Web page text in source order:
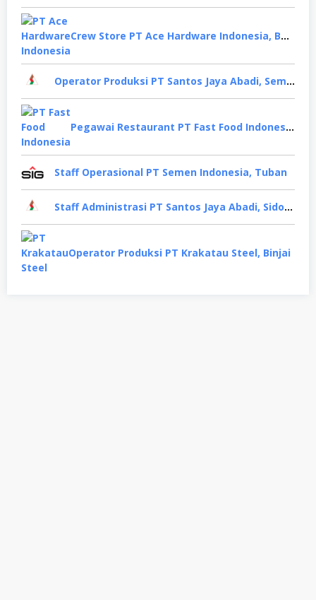
Crew Store PT Ace Hardware Indonesia, Bekasi
Operator Produksi PT Santos Jaya Abadi, Semarang
Pegawai Restaurant PT Fast Food Indonesia, Surabaya
Staff Operasional PT Semen Indonesia, Tuban
Staff Administrasi PT Santos Jaya Abadi, Sidoarjo
Operator Produksi PT Krakatau Steel, Binjai